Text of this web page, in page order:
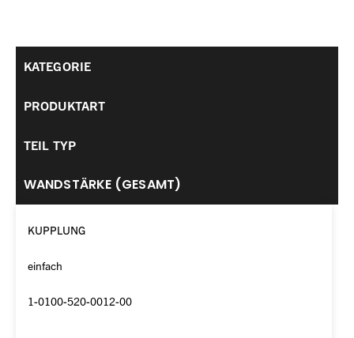
KATEGORIE
PRODUKTART
TEIL TYP
WANDSTÄRKE (GESAMT)
KUPPLUNG
einfach
1-0100-520-0012-00